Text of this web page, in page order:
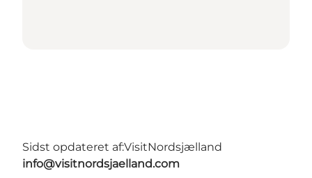
Sidst opdateret af:VisitNordsjælland
info@visitnordsjaelland.com